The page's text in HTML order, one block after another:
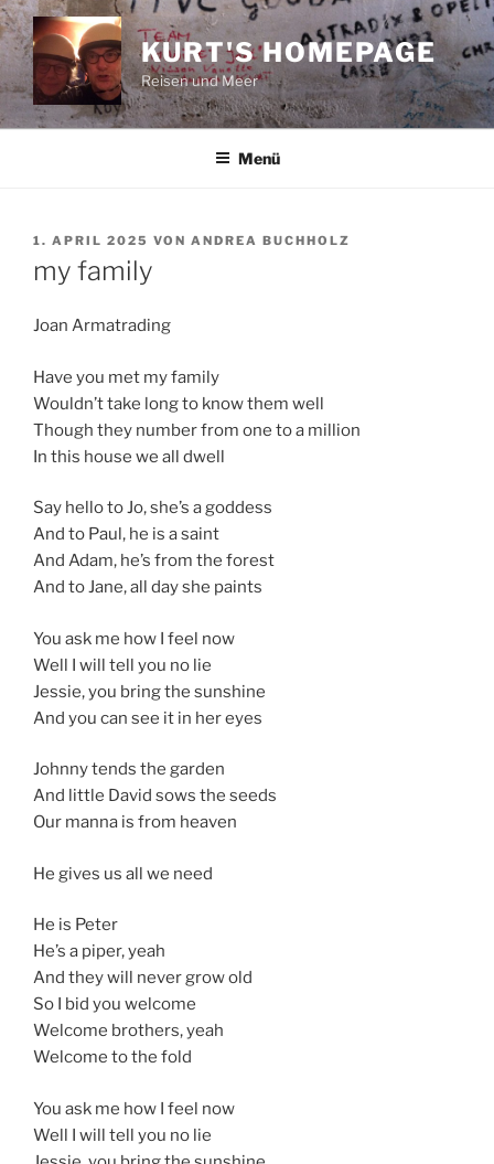
Zum
Inhalt
springen
KURT'S HOMEPAGE
Reisen und Meer
Menü
VERÖFFENTLICHT
1. APRIL 2025 VON ANDREA BUCHHOLZ
my family
Joan Armatrading
Have you met my family
Wouldn’t take long to know them well
Though they number from one to a million
In this house we all dwell
Say hello to Jo, she’s a goddess
And to Paul, he is a saint
And Adam, he’s from the forest
And to Jane, all day she paints
You ask me how I feel now
Well I will tell you no lie
Jessie, you bring the sunshine
And you can see it in her eyes
Johnny tends the garden
And little David sows the seeds
Our manna is from heaven
He gives us all we need
He is Peter
He’s a piper, yeah
And they will never grow old
So I bid you welcome
Welcome brothers, yeah
Welcome to the fold
You ask me how I feel now
Well I will tell you no lie